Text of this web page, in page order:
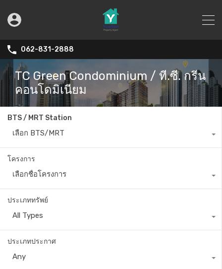
062-831-2888
TC Green Condominium / ที.ซี. กรีน
คอนโดมิเนียม
BTS / MRT Station
เลือก BTS/MRT
โครงการ
เลือกชื่อโครงการ
ประเภททรัพย์
All Types
ประเภทประกาศ
Any